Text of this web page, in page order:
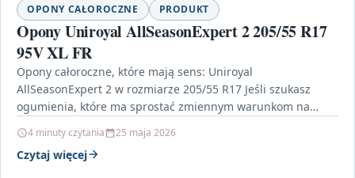
OPONY CAŁOROCZNE PRODUKT
Opony Uniroyal AllSeasonExpert 2 205/55 R17
95V XL FR
Opony całoroczne, które mają sens: Uniroyal
AllSeasonExpert 2 w rozmiarze 205/55 R17 Jeśli szukasz
ogumienia, które ma sprostać zmiennym warunkom na
4 minuty czytania 25 maja 2026
Czytaj więcej